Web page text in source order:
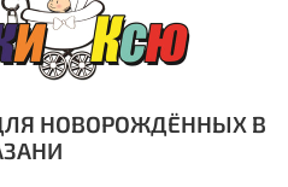
НОВОРОЖДЁННЫХ В